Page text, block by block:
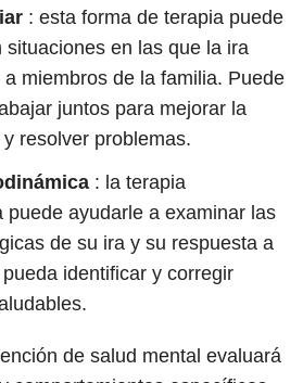
: esta forma de terapia puede
situaciones en las que la ira
miembros de la familia. Puede
juntos para mejorar la
resolver problemas.
: la terapia
puede ayudarle a examinar las
de su ira y su respuesta a
identificar y corregir
de salud mental evaluará